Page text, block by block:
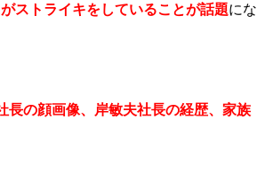
ストライキをしていることが話題にな
長の顔画像、岸敏夫社長の経歴、家族